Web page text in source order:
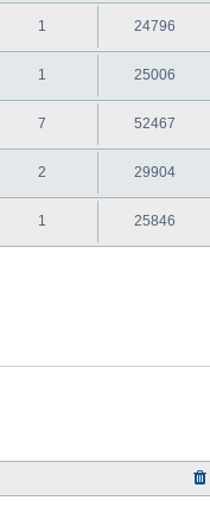
1 24796
1 25006
7 52467
2 29904
1 25846